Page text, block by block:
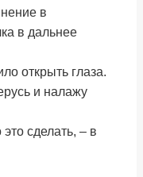
в
в дальнее
открыть глаза.
и налажу
сделать, – в